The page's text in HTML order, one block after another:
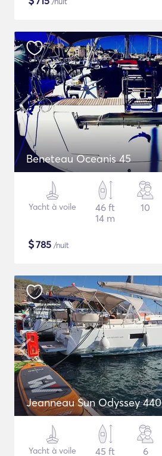
Beneteau Oceanis 45
Yacht à voile
46 ft
14 m
10
$785 /nuit
Jeanneau Sun Odyssey 440
Yacht à voile
45 ft
6